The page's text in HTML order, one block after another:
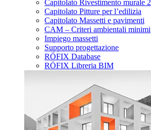
Capitolato Rivestimento murale 2
Capitolato Pitture per l’edilizia
Capitolato Massetti e pavimenti
CAM – Criteri ambientali minimi
Impiego massetti
Supporto progettazione
RÖFIX Database
RÖFIX Libreria BIM